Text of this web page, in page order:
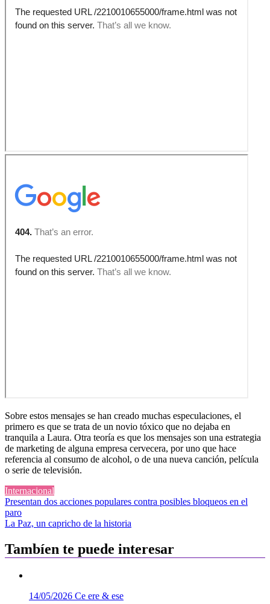
Sobre estos mensajes se han creado muchas especulaciones, el
primero es que se trata de un novio tóxico que no dejaba en
tranquila a Laura. Otra teoría es que los mensajes son una estrategia
de marketing de alguna empresa cervecera, por uno que hace
referencia al consumo de alcohol, o de una nueva canción, película
o serie de televisión.
Internacional
Navegación
de
Presentan dos acciones populares contra posibles bloqueos en el
paro
La Paz, un capricho de la historia
Tambíen te puede interesar
14/05/2026 Ce ere & ese